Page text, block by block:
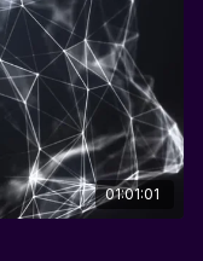
i przepływu
01:01:01